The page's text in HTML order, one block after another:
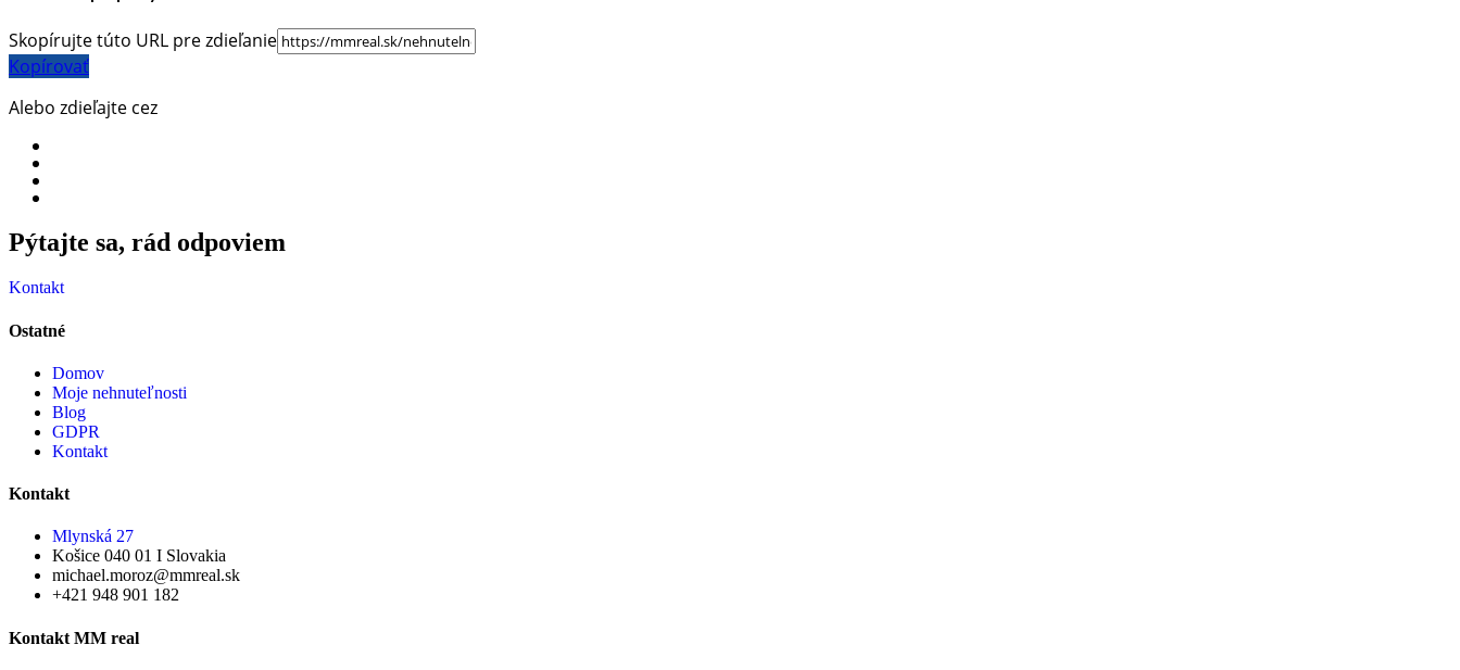
Skopírujte túto URL pre zdieľanie
Kopírovať
Alebo zdieľajte cez
Pýtajte sa, rád odpoviem​
Kontakt
Ostatné
Domov
Moje nehnuteľnosti
Blog
GDPR
Kontakt
Kontakt
Mlynská 27
Košice 040 01 I Slovakia
michael.moroz@mmreal.sk
+421 948 901 182
Kontakt MM real